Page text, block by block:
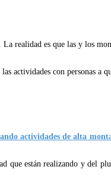
realidad es que las y los
actividades con personas a
actividades de alta
que están realizando y del